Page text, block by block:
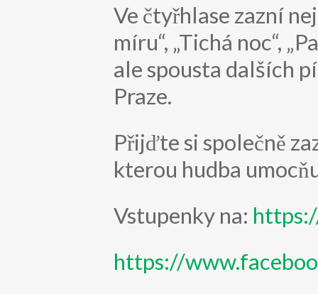
Ve čtyřhlase zazní
míru“, „Tichá noc“,
ale spousta dalších
Praze.
Přijďte si společně
kterou hudba
Vstupenky na:
https://